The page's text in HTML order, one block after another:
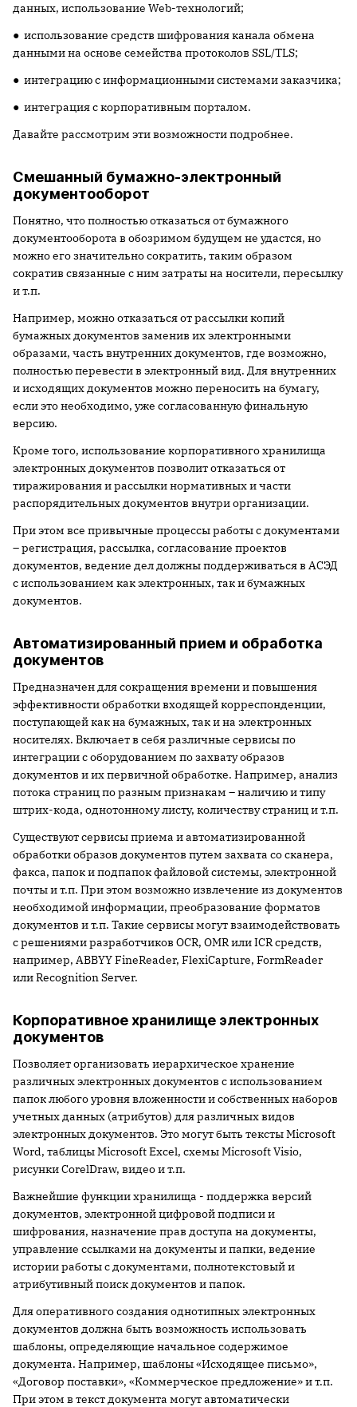
данных, использование Web-технологий;
● использование средств шифрования канала обмена
данными на основе семейства протоколов SSL/TLS;
● интеграцию с информационными системами заказчика;
● интеграция с корпоративным порталом.
Давайте рассмотрим эти возможности подробнее.
Смешанный бумажно-электронный
документооборот
Понятно, что полностью отказаться от бумажного
документооборота в обозримом будущем не удастся, но
можно его значительно сократить, таким образом
сократив связанные с ним затраты на носители, пересылку
и т.п.
Например, можно отказаться от рассылки копий
бумажных документов заменив их электронными
образами, часть внутренних документов, где возможно,
полностью перевести в электронный вид. Для внутренних
и исходящих документов можно переносить на бумагу,
если это необходимо, уже согласованную финальную
версию.
Кроме того, использование корпоративного хранилища
электронных документов позволит отказаться от
тиражирования и рассылки нормативных и части
распорядительных документов внутри организации.
При этом все привычные процессы работы с документами
– регистрация, рассылка, согласование проектов
документов, ведение дел должны поддерживаться в АСЭД
с использованием как электронных, так и бумажных
документов.
Автоматизированный прием и обработка
документов
Предназначен для сокращения времени и повышения
эффективности обработки входящей корреспонденции,
поступающей как на бумажных, так и на электронных
носителях. Включает в себя различные сервисы по
интеграции с оборудованием по захвату образов
документов и их первичной обработке. Например, анализ
потока страниц по разным признакам – наличию и типу
штрих-кода, однотонному листу, количеству страниц и т.п.
Существуют сервисы приема и автоматизированной
обработки образов документов путем захвата со сканера,
факса, папок и подпапок файловой системы, электронной
почты и т.п. При этом возможно извлечение из документов
необходимой информации, преобразование форматов
документов и т.п. Такие сервисы могут взаимодействовать
с решениями разработчиков OCR, OMR или ICR средств,
например, ABBYY FineReader, FlexiCapture, FormReader
или Recognition Server.
Корпоративное хранилище электронных
документов
Позволяет организовать иерархическое хранение
различных электронных документов с использованием
папок любого уровня вложенности и собственных наборов
учетных данных (атрибутов) для различных видов
электронных документов. Это могут быть тексты Microsoft
Word, таблицы Microsoft Excel, схемы Microsoft Visio,
рисунки CorelDraw, видео и т.п.
Важнейшие функции хранилища - поддержка версий
документов, электронной цифровой подписи и
шифрования, назначение прав доступа на документы,
управление ссылками на документы и папки, ведение
истории работы с документами, полнотекстовый и
атрибутивный поиск документов и папок.
Для оперативного создания однотипных электронных
документов должна быть возможность использовать
шаблоны, определяющие начальное содержимое
документа. Например, шаблоны «Исходящее письмо»,
«Договор поставки», «Коммерческое предложение» и т.п.
При этом в текст документа могут автоматически